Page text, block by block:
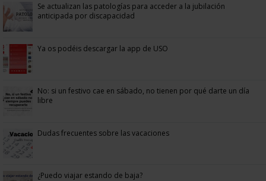
Se actualizan las patologías para acceder a la jubilación
anticipada por discapacidad
Ya os podéis descargar la app de USO
No: si un festivo cae en sábado, no tienen por qué darte un día
libre
Dudas frecuentes sobre las vacaciones
¿Puedo viajar estando de baja?